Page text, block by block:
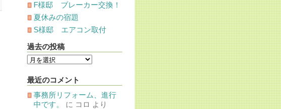
F様邸 ブレーカー交換！
夏休みの宿題
S様邸 エアコン取付
過去の投稿
過
去
投
稿
最近のコメント
事務所リフォーム、進行
中です。
に コロ より